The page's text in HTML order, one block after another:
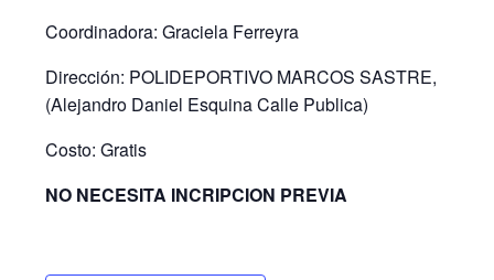
Coordinadora: Graciela Ferreyra
Dirección: POLIDEPORTIVO MARCOS SASTRE,
(Alejandro Daniel Esquina Calle Publica)
Costo: Gratis
NO NECESITA INCRIPCION PREVIA